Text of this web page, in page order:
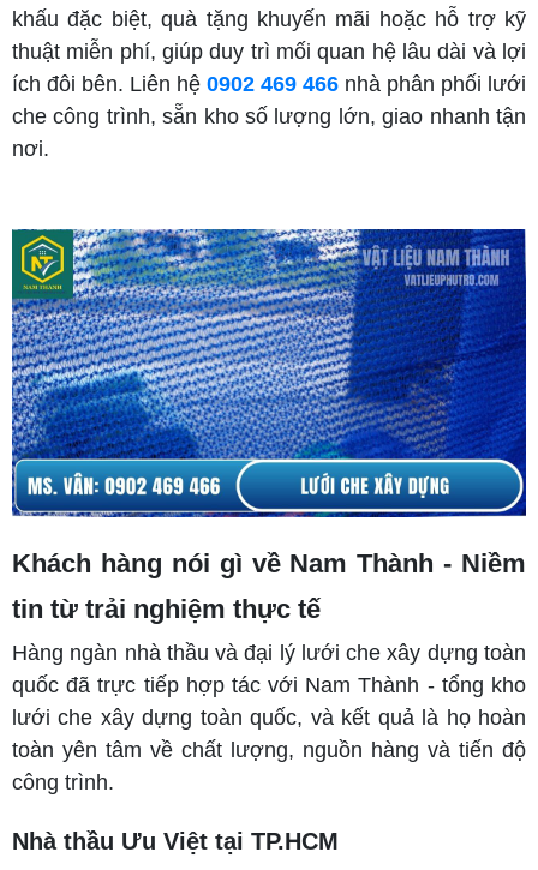
khấu đặc biệt, quà tặng khuyến mãi hoặc hỗ trợ kỹ
thuật miễn phí, giúp duy trì mối quan hệ lâu dài và lợi
ích đôi bên. Liên hệ 0902 469 466 nhà phân phối lưới
che công trình, sẵn kho số lượng lớn, giao nhanh tận
nơi.
Khách hàng nói gì về Nam Thành - Niềm
tin từ trải nghiệm thực tế
Hàng ngàn nhà thầu và đại lý lưới che xây dựng toàn
quốc đã trực tiếp hợp tác với Nam Thành - tổng kho
lưới che xây dựng toàn quốc, và kết quả là họ hoàn
toàn yên tâm về chất lượng, nguồn hàng và tiến độ
công trình.
Nhà thầu Ưu Việt tại TP.HCM